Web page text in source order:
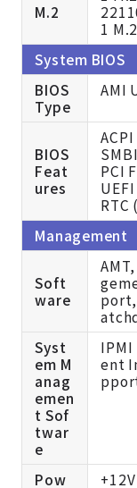
M.2
1
System BIOS
BIOS
Type
AMI
BIOS
Feat
ures
ACPI
PCI
RTC
Management
Soft
ware
port,
Syst
em M
anag
emen
t Sof
twar
e
ent
Pow